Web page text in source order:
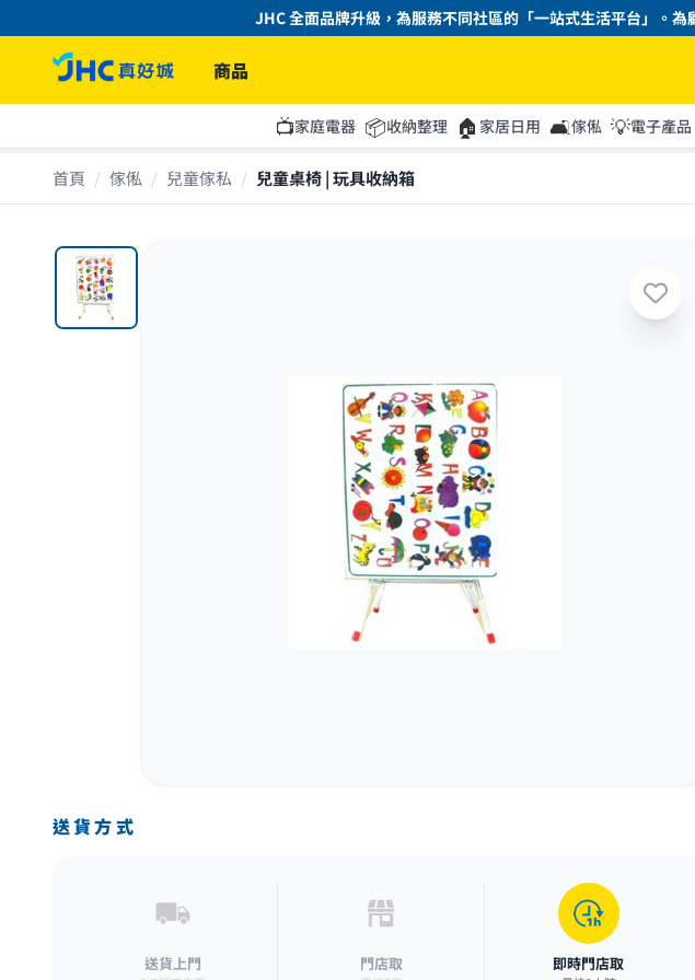
JHC 全面品牌升級，為服務不同社區的「一站式生活平台」。為顧客
商品
📺家庭電器 📦收納整理 🏠 家居日用 🛋️傢俬 💡電子產品
首頁 / 傢俬 / 兒童傢私 / 兒童桌椅 | 玩具收納箱
送貨方式
送貨上門 門店取 即時門店取